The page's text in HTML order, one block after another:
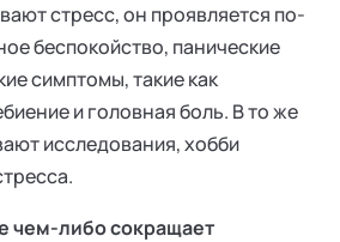
стресс, он проявляется по-
беспокойство, панические
симптомы, такие как
и головная боль. В то же
исследования, хобби
чем-либо сокращает